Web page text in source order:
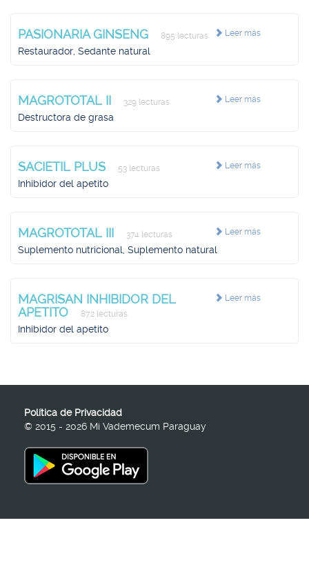
Leer más
PASIONARIA GINSENG 895 lecturas
Restaurador, Sedante natural
Leer más
MAGROTOTAL II 329 lecturas
Destructora de grasa
Leer más
SACIETIL PLUS 53 lecturas
Inhibidor del apetito
Leer más
MAGROTOTAL III 374 lecturas
Suplemento nutricional, Suplemento natural
Leer más
MAGRISAN INHIBIDOR DEL
APETITO
872 lecturas
Inhibidor del apetito
Política de Privacidad
© 2015 - 2026 Mi Vademecum Paraguay